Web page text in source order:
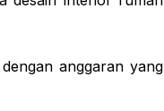
anggaran yang